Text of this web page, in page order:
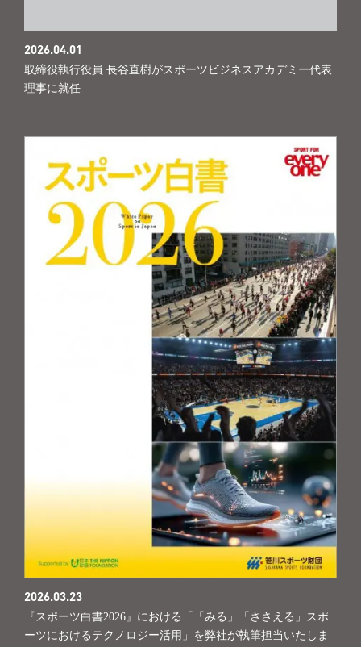
2026.04.01
取締役執行役員 長谷直樹がスポーツビジネスアカデミー代表
理事に就任
2026.03.23
『スポーツ白書2026』における「「みる」「ささえる」スポ
ーツにおけるテクノロジー活用」を弊社が執筆担当いたしま